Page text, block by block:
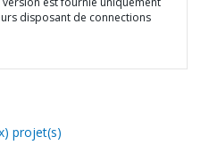
disposant de connections
projet(s)